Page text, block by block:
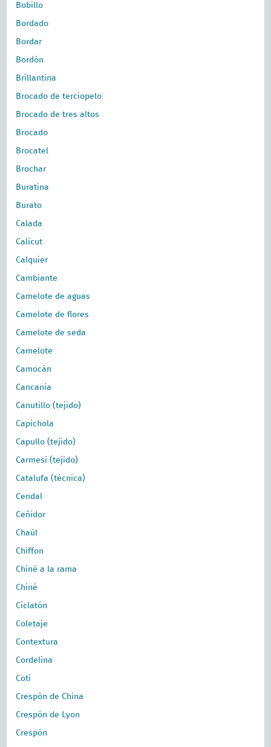
Bobillo
Bordado
Bordar
Bordón
Brillantina
Brocado de terciopelo
Brocado de tres altos
Brocado
Brocatel
Brochar
Buratina
Burato
Calada
Calicut
Calquier
Cambiante
Camelote de aguas
Camelote de flores
Camelote de seda
Camelote
Camocán
Cancania
Canutillo (tejido)
Capichola
Capullo (tejido)
Carmesí (tejido)
Catalufa (técnica)
Cendal
Ceñidor
Chaúl
Chiffon
Chiné a la rama
Chiné
Ciclatón
Coletaje
Contextura
Cordelina
Cotí
Crespón de China
Crespón de Lyon
Crespón